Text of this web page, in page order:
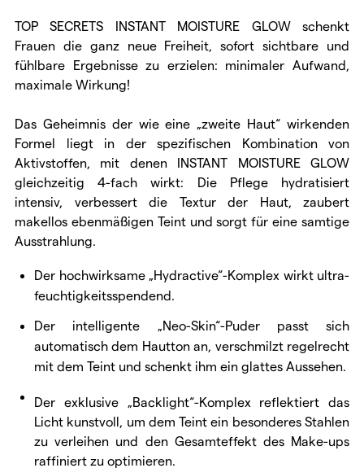
TOP SECRETS INSTANT MOISTURE GLOW schenkt
Frauen die ganz neue Freiheit, sofort sichtbare und
fühlbare Ergebnisse zu erzielen: minimaler Aufwand,
maximale Wirkung!
Das Geheimnis der wie eine „zweite Haut“ wirkenden
Formel liegt in der spezifischen Kombination von
Aktivstoffen, mit denen INSTANT MOISTURE GLOW
gleichzeitig 4-fach wirkt: Die Pflege hydratisiert
intensiv, verbessert die Textur der Haut, zaubert
makellos ebenmäßigen Teint und sorgt für eine samtige
Ausstrahlung.
Der hochwirksame „Hydractive“-Komplex wirkt ultra-
feuchtigkeitsspendend.
Der intelligente „Neo-Skin“-Puder passt sich
automatisch dem Hautton an, verschmilzt regelrecht
mit dem Teint und schenkt ihm ein glattes Aussehen.
Der exklusive „Backlight“-Komplex reflektiert das
Licht kunstvoll, um dem Teint ein besonderes Stahlen
zu verleihen und den Gesamteffekt des Make-ups
raffiniert zu optimieren.